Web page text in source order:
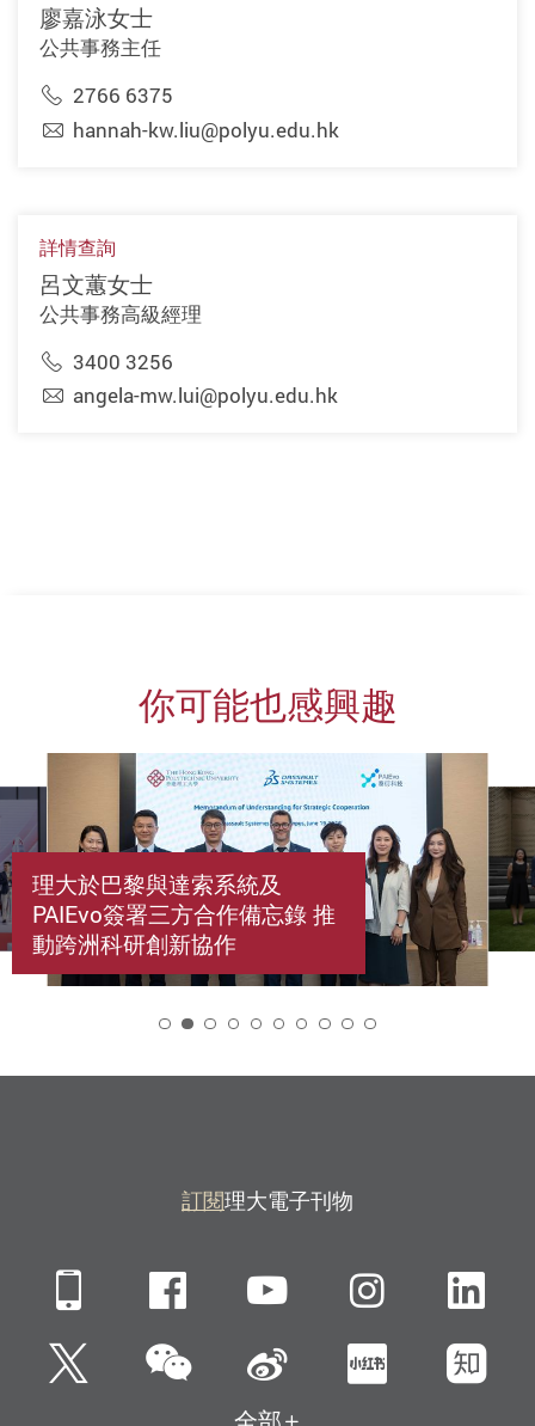
廖嘉泳女士
公共事務主任
2766 6375
hannah-kw.liu@polyu.edu.hk
詳情查詢
呂文蕙女士
公共事務高級經理
3400 3256
angela-mw.lui@polyu.edu.hk
你可能也感興趣
理大於巴黎與達索系統及
PAIEvo簽署三方合作備忘錄 推
動跨洲科研創新協作
訂閱理大電子刊物
Mobile FacebookYouTube
Twitter微信 新浪微博小紅書知